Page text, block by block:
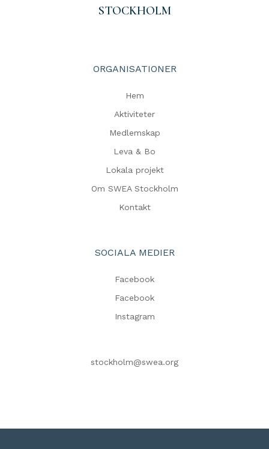
STOCKHOLM
ORGANISATIONER
Hem
Aktiviteter
Medlemskap
Leva & Bo
Lokala projekt
Om SWEA Stockholm
Kontakt
SOCIALA MEDIER
Facebook
Facebook
Instagram
stockholm@swea.org